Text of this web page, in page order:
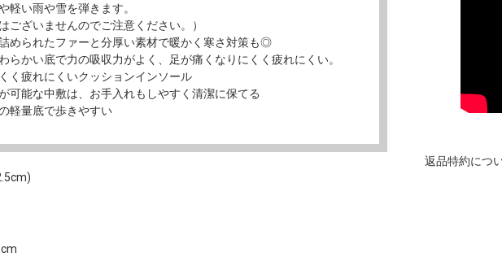
軽い雨や雪を弾きます。
ざいませんのでご注意ください。）
められたファーと分厚い素材で暖かく寒さ対策も◎
らかい底で力の吸収力がよく、足が痛くなりにくく疲れにくい。
く疲れにくいクッションインソール
可能な中敷は、お手入れもしやすく清潔に保てる
軽量底で歩きやすい
返品特約につ